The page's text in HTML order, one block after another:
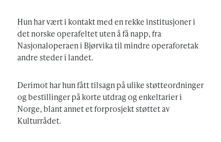
Hun har vært i kontakt med en rekke institusjoner i
det norske operafeltet uten å få napp, fra
Nasjonaloperaen i Bjørvika til mindre operaforetak
andre steder i landet.
Derimot har hun fått tilsagn på ulike støtteordninger
og bestillinger på korte utdrag og enkeltarier i
Norge, blant annet et forprosjekt støttet av
Kulturrådet.